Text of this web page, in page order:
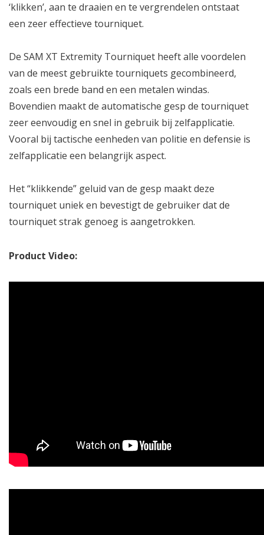
‘klikken’, aan te draaien en te vergrendelen ontstaat
een zeer effectieve tourniquet.
De SAM XT Extremity Tourniquet heeft alle voordelen
van de meest gebruikte tourniquets gecombineerd,
zoals een brede band en een metalen windas.
Bovendien maakt de automatische gesp de tourniquet
zeer eenvoudig en snel in gebruik bij zelfapplicatie.
Vooral bij tactische eenheden van politie en defensie is
zelfapplicatie een belangrijk aspect.
Het “klikkende” geluid van de gesp maakt deze
tourniquet uniek en bevestigt de gebruiker dat de
tourniquet strak genoeg is aangetrokken.
Product Video: